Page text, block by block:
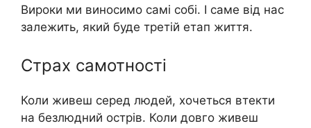
Вироки ми виносимо самі собі. І саме від нас
залежить, який буде третій етап життя.
Страх самотності
Коли живеш серед людей, хочеться втекти
на безлюдний острів. Коли довго живеш